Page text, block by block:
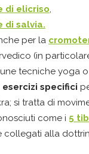
di elicriso,
di salvia.
per la
(in
tecniche yoga
esercizi specifici
si tratta di
come i 5
collegati alla